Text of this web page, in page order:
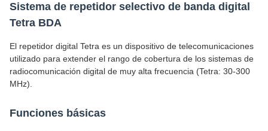
Sistema de repetidor selectivo de banda digital
Tetra BDA
El repetidor digital Tetra es un dispositivo de telecomunicaciones
utilizado para extender el rango de cobertura de los sistemas de
radiocomunicación digital de muy alta frecuencia (Tetra: 30-300
MHz).
Funciones básicas